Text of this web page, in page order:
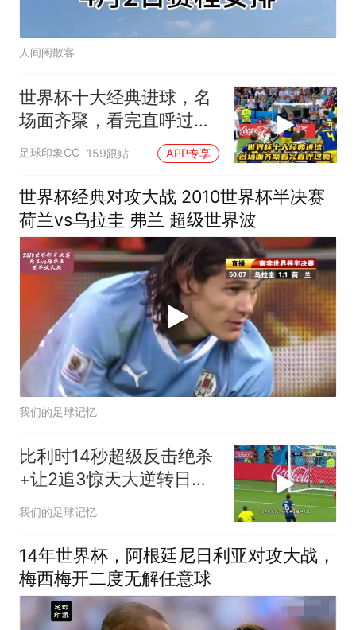
人间闲散客
世界杯十大经典进球，名
场面齐聚，看完直呼过
瘾！
足球印象CC 159跟贴 APP专享
世界杯经典对攻大战 2010世界杯半决赛
荷兰vs乌拉圭 弗兰 超级世界波
我们的足球记忆
比利时14秒超级反击绝杀
+让2追3惊天大逆转日本
2018世界杯1/8决赛
我们的足球记忆
14年世界杯，阿根廷尼日利亚对攻大战，
梅西梅开二度无解任意球